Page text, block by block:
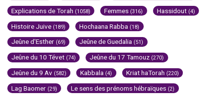
Explications de Torah (1058) Femmes (316) Hassidout (4)
Histoire Juive (189) Hochaana Rabba (18)
Jeûne d'Esther (69) Jeûne de Guedalia (51)
Jeûne du 10 Tévet (74) Jeûne du 17 Tamouz (270)
Jeûne du 9 Av (582) Kabbala (4) Kriat haTorah (220)
Lag Baomer (29) Le sens des prénoms hébraïques (2)